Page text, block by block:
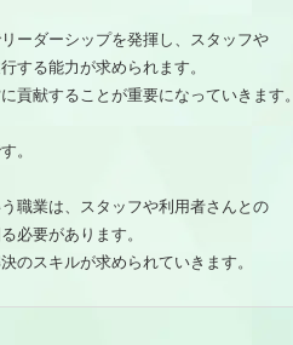
ーダーシップを発揮し、スタッフや
する能力が求められます。
貢献することが重要になっていきます。
。
職業は、スタッフや利用者さんとの
必要があります。
のスキルが求められていきます。